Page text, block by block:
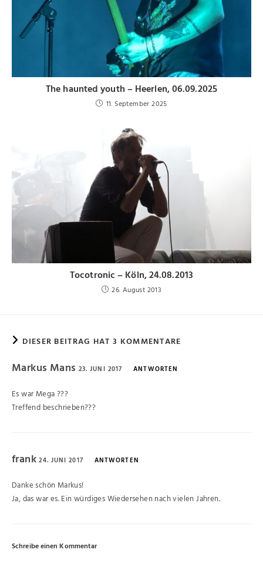
The haunted youth – Heerlen, 06.09.2025
11. September 2025
Tocotronic – Köln, 24.08.2013
26. August 2013
DIESER BEITRAG HAT 3 KOMMENTARE
Markus Mans 23. JUNI 2017 ANTWORTEN
Es war Mega ???
Treffend beschrieben???
frank24. JUNI 2017 ANTWORTEN
Danke schön Markus!
Ja, das war es. Ein würdiges Wiedersehen nach vielen Jahren.
Schreibe einen Kommentar